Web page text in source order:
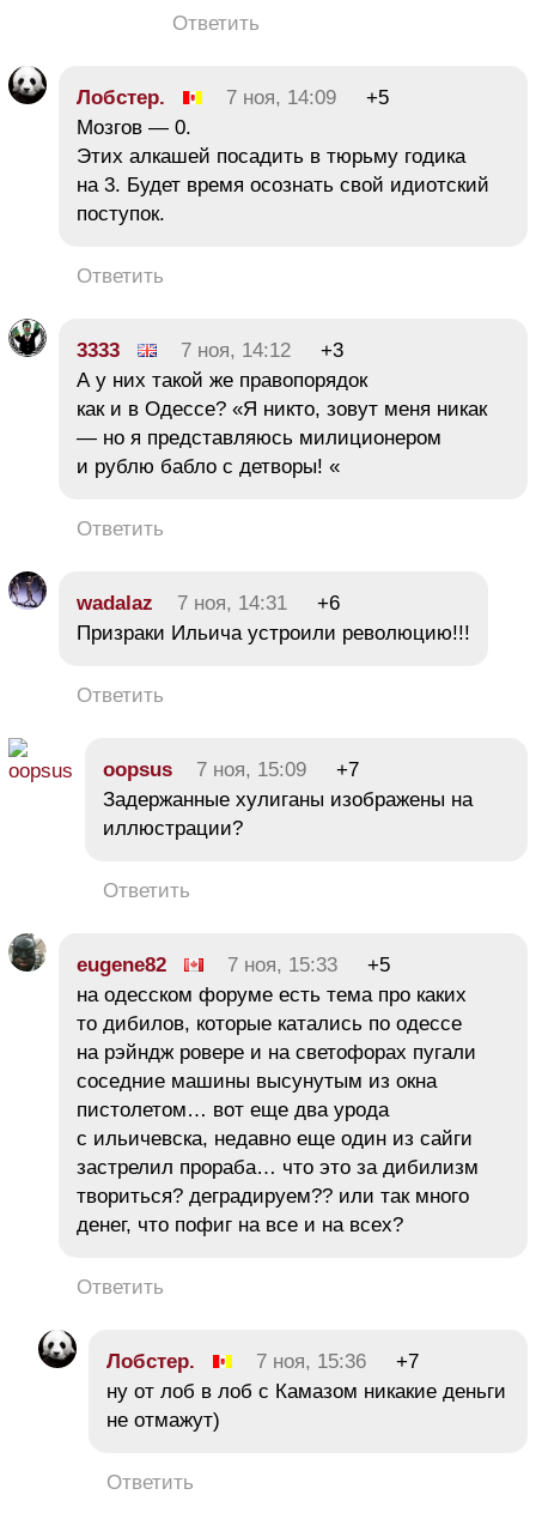
Ответить
Лобстер. 7 ноя, 14:09
+5
Мозгов — 0.
Этих алкашей посадить в тюрьму годика
на 3. Будет время осознать свой идиотский
поступок.
Ответить
3333 7 ноя, 14:12
+3
А у них такой же правопорядок
как и в Одессе? «Я никто, зовут меня никак
— но я представляюсь милиционером
и рублю бабло с детворы! «
Ответить
wadalaz 7 ноя, 14:31
+6
Призраки Ильича устроили революцию!!!
Ответить
oopsus 7 ноя, 15:09
+7
Задержанные хулиганы изображены на
иллюстрации?
Ответить
eugene82 7 ноя, 15:33
+5
на одесском форуме есть тема про каких
то дибилов, которые катались по одессе
на рэйндж ровере и на светофорах пугали
соседние машины высунутым из окна
пистолетом… вот еще два урода
с ильичевска, недавно еще один из сайги
застрелил прораба… что это за дибилизм
твориться? деградируем?? или так много
денег, что пофиг на все и на всех?
Ответить
Лобстер. 7 ноя, 15:36
+7
ну от лоб в лоб с Камазом никакие деньги
не отмажут)
Ответить